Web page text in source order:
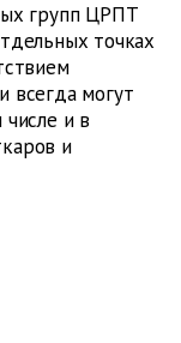
групп ЦРПТ
точках
всегда могут
и в
и